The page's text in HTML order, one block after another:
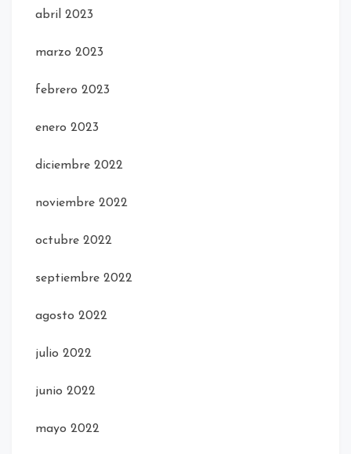
abril 2023
marzo 2023
febrero 2023
enero 2023
diciembre 2022
noviembre 2022
octubre 2022
septiembre 2022
agosto 2022
julio 2022
junio 2022
mayo 2022